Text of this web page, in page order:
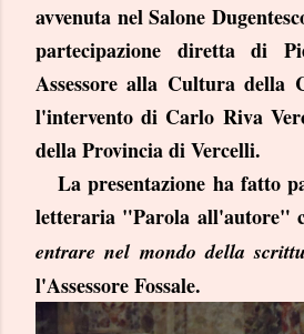
avvenuta nel Salone
partecipazione diretta di
Assessore alla Cultura della
l'intervento di Carlo Riva
della Provincia di Vercelli.
La presentazione ha fatto
letteraria "Parola all'autore"
entrare nel mondo della
l'Assessore Fossale.